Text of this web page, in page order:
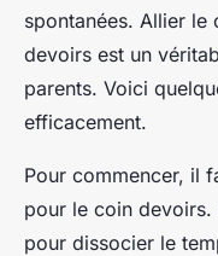
spontanées. Allier
devoirs est un
parents. Voici
efficacement.
Pour commencer, il
pour le coin
pour dissocier le